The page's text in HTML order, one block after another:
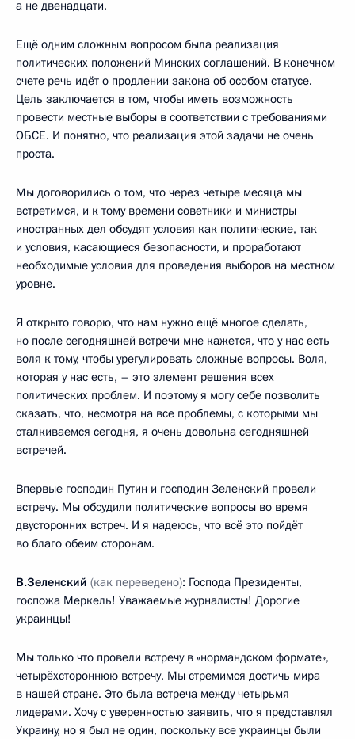
а не двенадцати.
Ещё одним сложным вопросом была реализация
политических положений Минских соглашений. В конечном
счете речь идёт о продлении закона об особом статусе.
Цель заключается в том, чтобы иметь возможность
провести местные выборы в соответствии с требованиями
ОБСЕ. И понятно, что реализация этой задачи не очень
проста.
Мы договорились о том, что через четыре месяца мы
встретимся, и к тому времени советники и министры
иностранных дел обсудят условия как политические, так
и условия, касающиеся безопасности, и проработают
необходимые условия для проведения выборов на местном
уровне.
Я открыто говорю, что нам нужно ещё многое сделать,
но после сегодняшней встречи мне кажется, что у нас есть
воля к тому, чтобы урегулировать сложные вопросы. Воля,
которая у нас есть, – это элемент решения всех
политических проблем. И поэтому я могу себе позволить
сказать, что, несмотря на все проблемы, с которыми мы
сталкиваемся сегодня, я очень довольна сегодняшней
встречей.
Впервые господин Путин и господин Зеленский провели
встречу. Мы обсудили политические вопросы во время
двусторонних встреч. И я надеюсь, что всё это пойдёт
во благо обеим сторонам.
В.Зеленский (как переведено): Господа Президенты,
госпожа Меркель! Уважаемые журналисты! Дорогие
украинцы!
Мы только что провели встречу в «нормандском формате»,
четырёхстороннюю встречу. Мы стремимся достичь мира
в нашей стране. Это была встреча между четырьмя
лидерами. Хочу с уверенностью заявить, что я представлял
Украину, но я был не один, поскольку все украинцы были